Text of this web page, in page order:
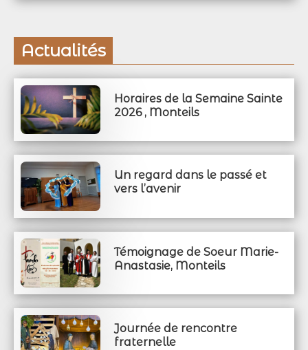
Actualités
Horaires de la Semaine Sainte
2026 , Monteils
Un regard dans le passé et
vers l’avenir
Témoignage de Soeur Marie-
Anastasie, Monteils
Journée de rencontre
fraternelle